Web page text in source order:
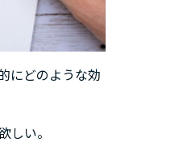
にどのような効
しい。